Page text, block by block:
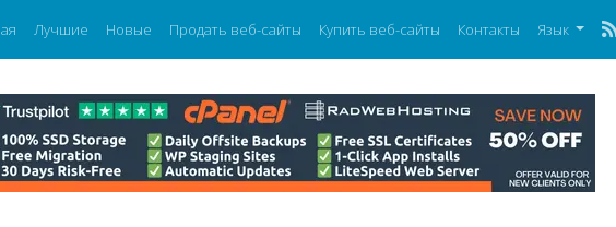
Лучшие Новые Продать веб-сайты Купить веб-сайты Контакты Язык